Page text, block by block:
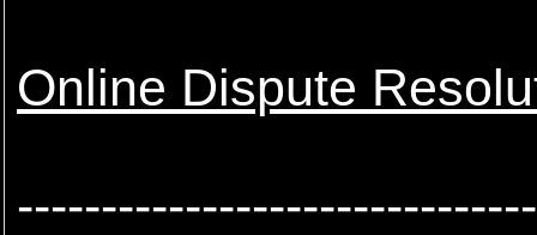
Online Dispute